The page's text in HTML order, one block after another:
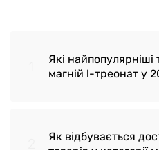
Які найпопулярніші
магній l-треонат у
Як відбувається